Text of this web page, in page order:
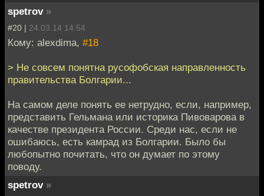
spetrov »
#20 | 24.03.14 14:54
Кому: alexdima, #18
> Не совсем понятна русофобская направленность
правительства Болгарии...
На самом деле понять ее нетрудно, если, например,
представить Гельмана или историка Пивоварова в
качестве президента России. Среди нас, если не
ошибаюсь, есть камрад из Болгарии. Было бы
любопытно почитать, что он думает по этому
поводу.
spetrov »